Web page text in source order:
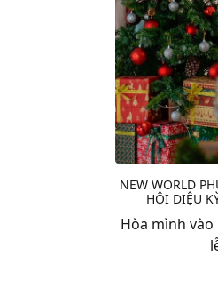
NEW WORLD
HỘI DIỆU